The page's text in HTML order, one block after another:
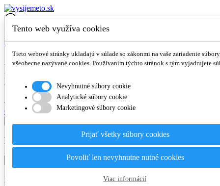
Prihlásiť sa
Košík 0
Vo vašom košíku nie sú žiadne ďalšie položky
Počet položiek: 0
Spolu (s DPH) 0,00 €
Objednávka
Hľadať v katalógu
Pánske
Tento web využíva cookies
Tieto webové stránky ukladajú v súlade so zákonmi na vaše zariadenie
všeobecne nazývané cookies. Používaním týchto stránok s tým vyjadrujete
Nevyhnutné súbory cookie
Analytické súbory cookie
Marketingové súbory cookie
Prijať všetky súbory cookies
Povoliť len nevyhnutne nutné cookies
Viac informácií